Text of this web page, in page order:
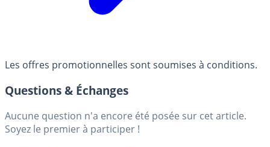
Les offres promotionnelles sont soumises à conditions.
Questions & Échanges
Aucune question n'a encore été posée sur cet article.
Soyez le premier à participer !